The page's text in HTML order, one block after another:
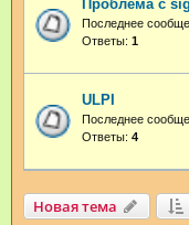
Проблема с
Последнее
Ответы: 1
ULPI
Последнее
Ответы: 4
Новая тема